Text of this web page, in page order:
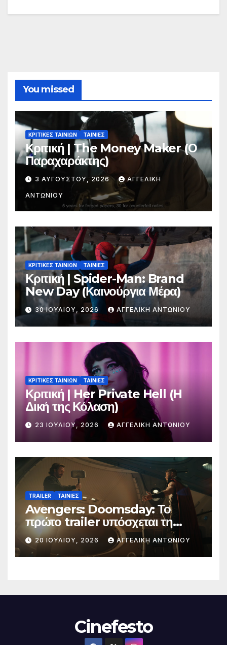
You missed
ΚΡΙΤΙΚΕΣ ΤΑΙΝΙΩΝ ΤΑΙΝΙΕΣ
Κριτική | The Money Maker (Ο
Παραχαράκτης)
3 ΑΥΓΟΎΣΤΟΥ, 2026 ΑΓΓΕΛΙΚΉ
ΑΝΤΩΝΊΟΥ
ΚΡΙΤΙΚΕΣ ΤΑΙΝΙΩΝ ΤΑΙΝΙΕΣ
Κριτική | Spider-Man: Brand
New Day (Καινούργια Μέρα)
30 ΙΟΥΛΊΟΥ, 2026 ΑΓΓΕΛΙΚΉ ΑΝΤΩΝΊΟΥ
ΚΡΙΤΙΚΕΣ ΤΑΙΝΙΩΝ ΤΑΙΝΙΕΣ
Κριτική | Her Private Hell (H
Δική της Κόλαση)
23 ΙΟΥΛΊΟΥ, 2026 ΑΓΓΕΛΙΚΉ ΑΝΤΩΝΊΟΥ
TRAILER ΤΑΙΝΙΕΣ
Avengers: Doomsday: Το
πρώτο trailer υπόσχεται τη
μεγαλύτερη μάχη στην ιστορία
της Marvel
20 ΙΟΥΛΊΟΥ, 2026 ΑΓΓΕΛΙΚΉ ΑΝΤΩΝΊΟΥ
Cinefesto